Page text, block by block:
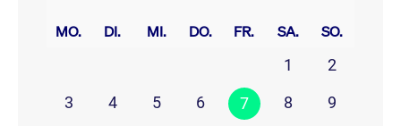
MO. DI. MI. DO. FR. SA. SO.
1
2
3
4 5 6 7 8 9